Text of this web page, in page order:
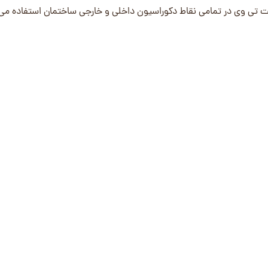
تی وی در تمامی نقاط دکوراسیون داخلی و خارجی ساختمان استفاده